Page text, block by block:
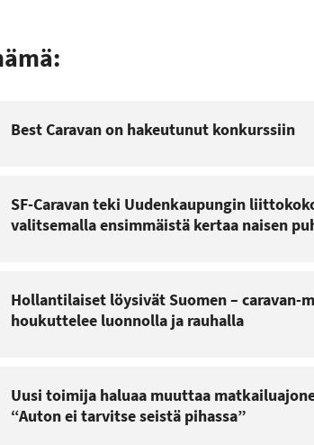
Best Caravan on hakeutunut konkurssiin
SF-Caravan teki Uudenkaupungin
valitsemalla ensimmäistä kertaa naisen
Hollantilaiset löysivät Suomen – caravan-
houkuttelee luonnolla ja rauhalla
Uusi toimija haluaa muuttaa
“Auton ei tarvitse seistä pihassa”